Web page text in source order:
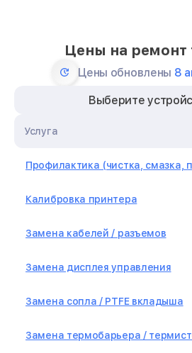
Цены на ремонт
Цены обновлены 8
Выберите
Услуга
Профилактика (чистка, смазка,
Калибровка принтера
Замена кабелей / разъемов
Замена дисплея управления
Замена сопла / PTFE вкладыша
Замена термобарьера /